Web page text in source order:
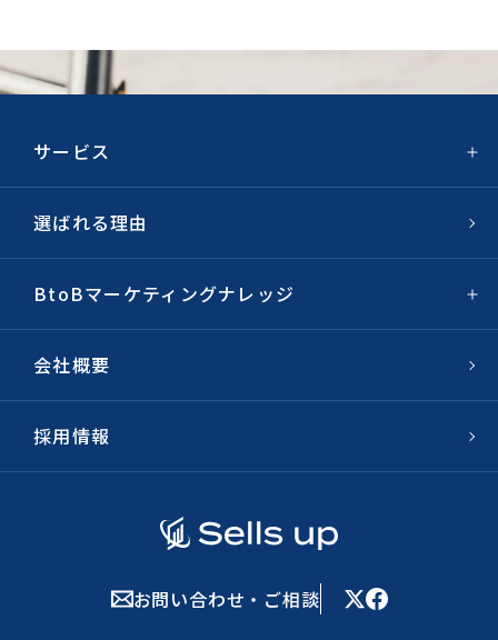
サービス
選ばれる理由
BtoBマーケティングナレッジ
会社概要
採用情報
お問い合わせ・ご相談